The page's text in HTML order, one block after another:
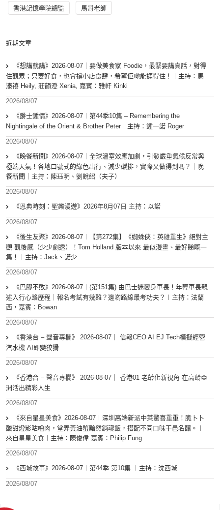
香港記憶學院總監 馬哥老師
近期文章
《想講就講》2026-08-07｜要做美食家 Foodie，最緊要講真話，對得
住觀眾；只要好食，也會撐小店食肆，希望佢哋能捱得住！｜主持：馬
溱禧 Heily, 莊韻澄 Xenia, 嘉賓：雅軒 Kinki
2026/08/07
《爵士鍾情》2026-08-07︱第44季10集 – Remembering the
Nightingale of the Orient & Brother Peter︱主持：鍾一諾 Roger
2026/08/07
《晚餐新聞》2026-08-07｜全球溫室效應加劇，引發嚴重氣候反常與
極端天氣！各地口號式的綠色出行、減少碳排，實際又做得到嗎？｜晚
餐新聞｜主持：陳珏明、劉銳紹（夫子）
2026/08/07
《恩典時刻：聖樂漫遊》2026年8月07日 主持：以諾
2026/08/07
《後生友聚》2026-08-07︱【第272集】《蜘蛛俠：英雄重生》絕對主
觀 觀後感（少少劇透）！Tom Holland 版本以來 最似漫畫、最好睇嘅一
集！｜主持：Jack、諾少
2026/08/07
《巴膠不敗》2026-08-07︱(第151集) 由巴士迷變身車長！年輕車長親
述入行心路歷程｜報名考試有幾難？邊啲路線最考功夫？︱主持：法蘭
西，嘉賓︰Bowan
2026/08/07
《香港台 – 聲音專欄》 2026-08-07｜ 信報CEO AI EJ Tech模擬經營
汽水機 AI即變狡猾
2026/08/07
《香港台 – 聲音專欄》 2026-08-07｜ 香港01 老齡化新視角 在高齡亞
洲活出精彩人生
2026/08/07
《來自星星美食》2026-08-07︱深圳高端新派中菜驚喜重重！脆卜卜
酸甜燈影咕嚕肉，堂弄黃油蟹黯然銷魂飯，搭配不同口味干邑名釀。︱
來自星星美食︱主持：陳俊偉 嘉賓：Philip Fung
2026/08/07
《西城故事》2026-08-07︱第44季 第10集 ︱主持：沈西城
2026/08/07